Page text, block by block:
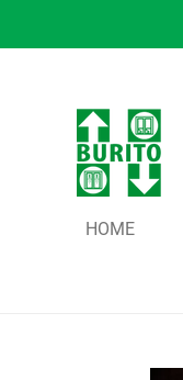
hoofdinhoud
HOME